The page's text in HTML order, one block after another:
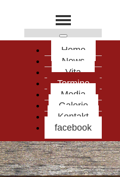
Home
News
Vita
Termine
Media
Galerie
Kontakt
facebook